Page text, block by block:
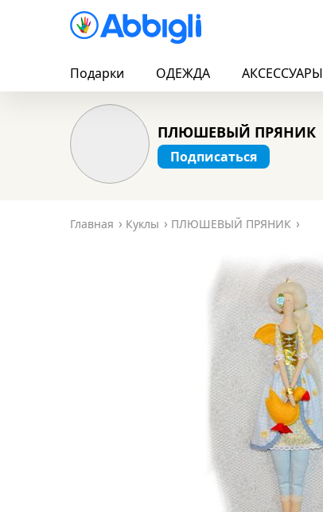
Подарки ОДЕЖДА АКСЕССУАРЫ
ПЛЮШЕВЫЙ ПРЯНИК
Подписаться
Главная Куклы ПЛЮШЕВЫЙ ПРЯНИК